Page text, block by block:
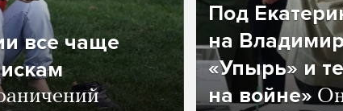
все чаще
Под
на
«Упырь» и
на войне»